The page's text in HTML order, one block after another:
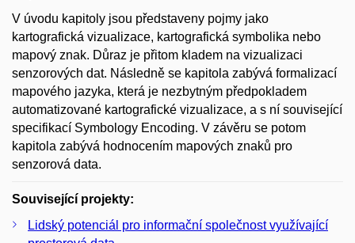
V úvodu kapitoly jsou představeny pojmy jako
kartografická vizualizace, kartografická symbolika nebo
mapový znak. Důraz je přitom kladem na vizualizaci
senzorových dat. Následně se kapitola zabývá formalizací
mapového jazyka, která je nezbytným předpokladem
automatizované kartografické vizualizace, a s ní související
specifikací Symbology Encoding. V závěru se potom
kapitola zabývá hodnocením mapových znaků pro
senzorová data.
Související projekty:
Lidský potenciál pro informační společnost využívající